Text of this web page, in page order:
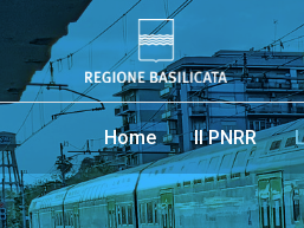
Home Il PNRR